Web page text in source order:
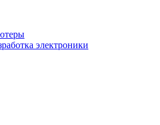
электроники